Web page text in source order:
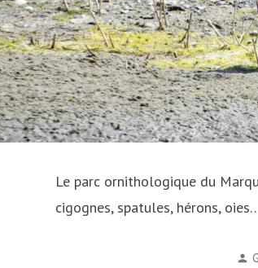
Le parc ornithologique du
cigognes, spatules, hérons,